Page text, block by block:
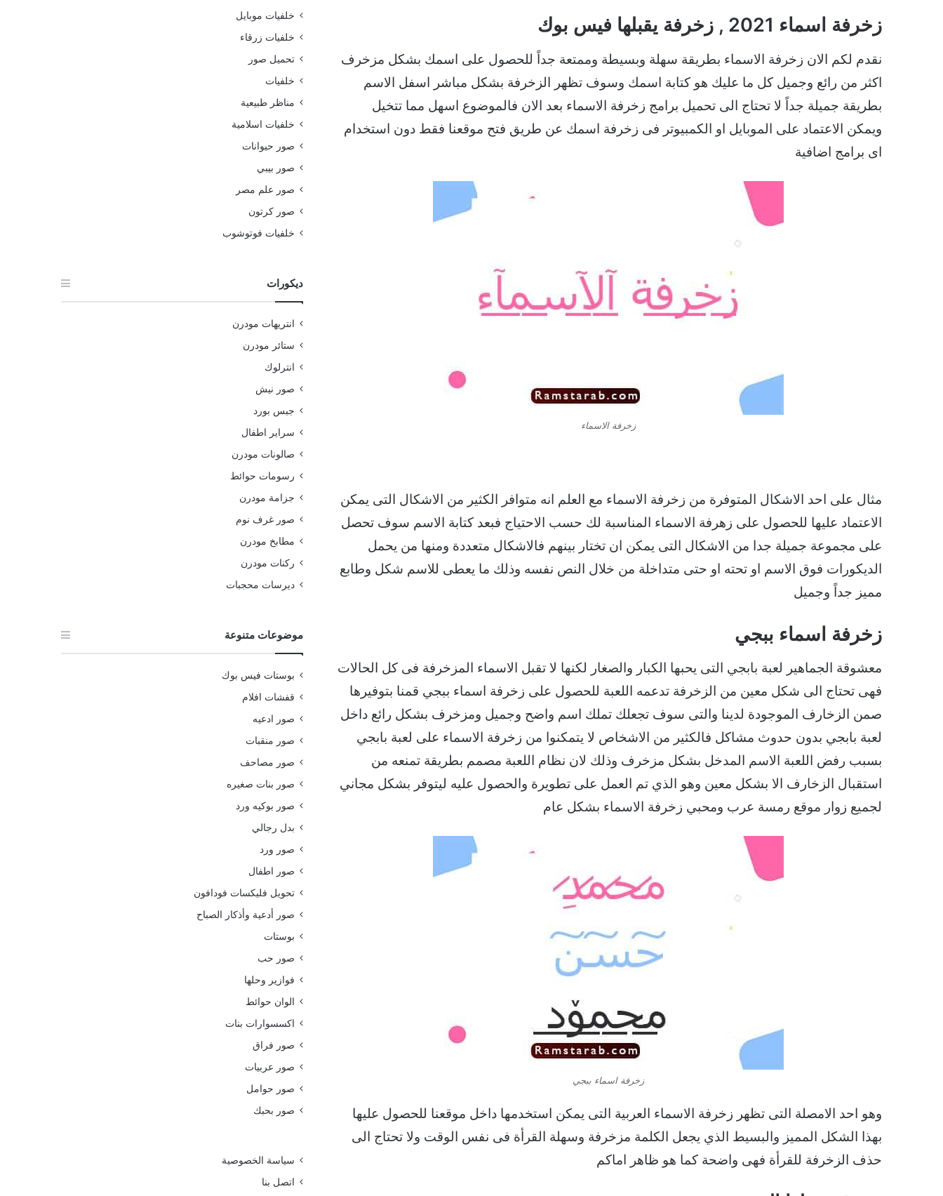
زخرفة اسماء 2021 , زخرفة يقبلها فيس بوك
نقدم لكم الان زخرفة الاسماء بطريقة سهلة وبسيطة وممتعة جداً للحصول على اسمك بشكل مزخرف
اكثر من رائع وجميل كل ما عليك هو كتابة اسمك وسوف تظهر الزخرفة بشكل مباشر اسفل الاسم
بطريقة جميلة جداً لا تحتاج الى تحميل برامج زخرفة الاسماء بعد الان فالموضوع اسهل مما تتخيل
ويمكن الاعتماد على الموبايل او الكمبيوتر فى زخرفة اسمك عن طريق فتح موقعنا فقط دون استخدام
اى برامج اضافية
زخرفة الاسماء
مثال على احد الاشكال المتوفرة من زخرفة الاسماء مع العلم انه متوافر الكثير من الاشكال التى يمكن
الاعتماد عليها للحصول على زهرفة الاسماء المناسبة لك حسب الاحتياج فبعد كتابة الاسم سوف تحصل
على مجموعة جميلة جدا من الاشكال التى يمكن ان تختار بينهم فالاشكال متعددة ومنها من يحمل
الديكورات فوق الاسم او تحته او حتى متداخلة من خلال النص نفسه وذلك ما يعطى للاسم شكل وطابع
مميز جداً وجميل
زخرفة اسماء ببجي
معشوقة الجماهير لعبة بابجي التى يحبها الكبار والصغار لكنها لا تقبل الاسماء المزخرفة فى كل الحالات
فهى تحتاج الى شكل معين من الزخرفة تدعمه اللعبة للحصول على زخرفة اسماء ببجي قمنا بتوفيرها
صمن الزخارف الموجودة لدينا والتى سوف تجعلك تملك اسم واضح وجميل ومزخرف بشكل رائع داخل
لعبة بابجي بدون حدوث مشاكل فالكثير من الاشخاص لا يتمكنوا من زخرفة الاسماء على لعبة بابجي
بسبب رفض اللعبة الاسم المدخل بشكل مزخرف وذلك لان نظام اللعبة مصمم بطريقة تمنعه من
استقبال الزخارف الا بشكل معين وهو الذي تم العمل على تطويرة والحصول عليه ليتوفر بشكل مجاني
لجميع زوار موقع رمسة عرب ومحبي زخرفة الاسماء بشكل عام
زخرفة اسماء ببجي
وهو احد الامصلة التى تظهر زخرفة الاسماء العربية التى يمكن استخدمها داخل موقعنا للحصول عليها
بهذا الشكل المميز والبسيط الذي يجعل الكلمة مزخرفة وسهلة القرأة فى نفس الوقت ولا تحتاج الى
حذف الزخرفة للقرأة فهى واضحة كما هو ظاهر اماكم
خلفيات موبايل
خلفيات زرقاء
تحميل صور
خلفيات
مناظر طبيعية
خلفيات اسلامية
صور حيوانات
صور بيبي
صور علم مصر
صور كرتون
خلفيات فوتوشوب
ديكورات
انتريهات مودرن
ستائر مودرن
انترلوك
صور نيش
جبس بورد
سراير اطفال
صالونات مودرن
رسومات حوائط
جزامة مودرن
صور غرف نوم
مطابخ مودرن
ركنات مودرن
ديرسات محجبات
موضوعات متنوعة
بوستات فيس بوك
قفشات افلام
صور ادعيه
صور منقبات
صور مصاحف
صور بنات صغيره
صور بوكيه ورد
بدل رجالي
صور ورد
صور اطفال
تحويل فليكسات فودافون
صور أدعية وأذكار الصباح
بوستات
صور حب
فوازير وحلها
الوان حوائط
اكسسوارات بنات
صور فراق
صور عربيات
صور حوامل
صور بحبك
سياسة الخصوصية
اتصل بنا